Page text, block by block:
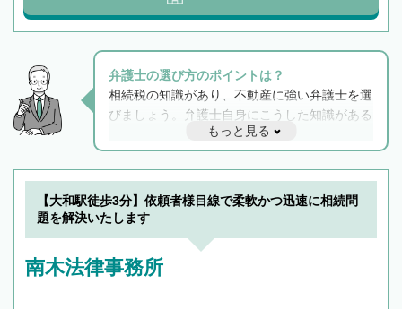
弁護士の選び方のポイントは？
相続税の知識があり、不動産に強い弁護士を選
びましょう。弁護士自身にこうした知識がある
と他士業との連携もスムーズに進み、トラブル
解決のみならず相続をトータルで任せることが
できます。また、相続は感情がからむ分野なの
でフィーリングも重要です。実際に電話や面談
で複数の弁護士と会話をしてウマが合う方に依
もっと見る
【大和駅徒歩3分】依頼者様目線で柔軟かつ迅速に相続問
題を解決いたします
南木法律事務所